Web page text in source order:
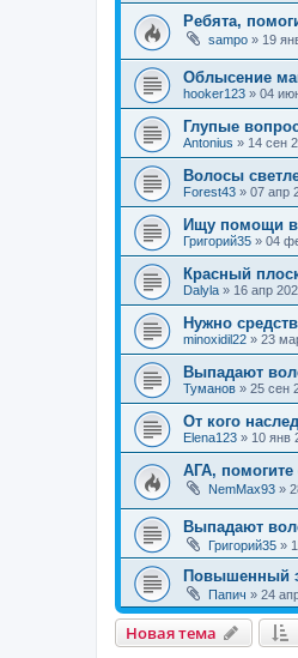
Ребята,
sampo » 19
Облысение
hooker123 » 04
Глупые
Antonius » 14 сен
Волосы
Forest43 » 07 апр
Ищу помощи в
Григорий35 » 04
Красный
Dalyla » 16 апр
Нужно
minoxidil22 » 23
Выпадают
Туманов » 25 сен
От кого
Elena123 » 10 янв
АГА, помогите
NemMax93 »
Выпадают
Григорий35 »
Повышенный
Папич » 24
Новая тема